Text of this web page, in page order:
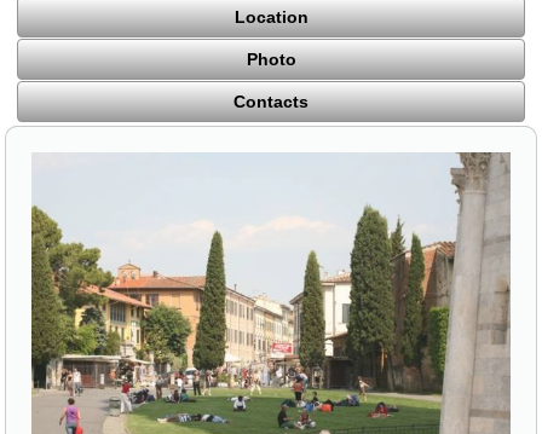
Location
Photo
Contacts